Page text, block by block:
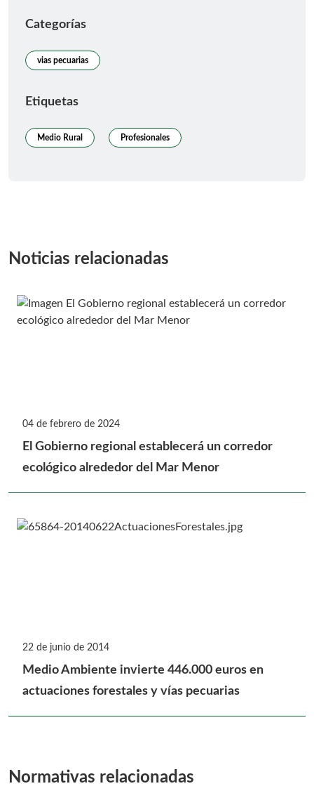
Categorías
vias pecuarias
Etiquetas
Medio Rural Profesionales
Noticias relacionadas
04 de febrero de 2024
El Gobierno regional establecerá un corredor
ecológico alrededor del Mar Menor
22 de junio de 2014
Medio Ambiente invierte 446.000 euros en
actuaciones forestales y vías pecuarias
Normativas relacionadas